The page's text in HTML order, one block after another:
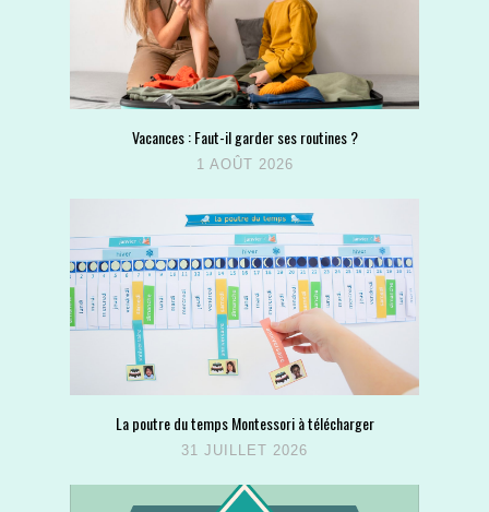
Vacances : Faut-il garder ses routines ?
1 AOÛT 2026
La poutre du temps Montessori à télécharger
31 JUILLET 2026